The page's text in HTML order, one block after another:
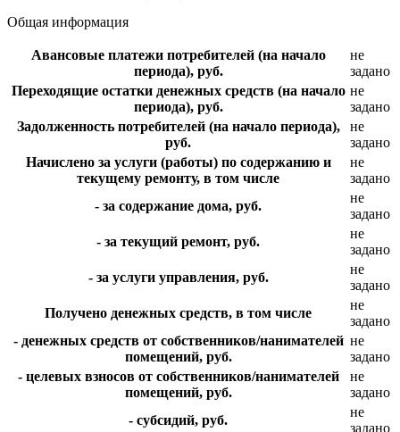
Общая информация
Авансовые платежи потребителей (на начало
периода), руб.
не
задано
Переходящие остатки денежных средств (на начало
периода), руб.
не
задано
Задолженность потребителей (на начало периода),
руб.
не
задано
Начислено за услуги (работы) по содержанию и
текущему ремонту, в том числе
не
задано
- за содержание дома, руб.
не
задано
- за текущий ремонт, руб.
не
задано
- за услуги управления, руб.
не
задано
Получено денежных средств, в том числе
не
задано
- денежных средств от собственников/нанимателей
помещений, руб.
не
задано
- целевых взносов от собственников/нанимателей
помещений, руб.
не
задано
- субсидий, руб.
не
задано